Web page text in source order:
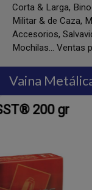
Corta & Larga,
Militar & de Caza,
Accesorios,
Mochilas... Ventas
Vaina
338 Win